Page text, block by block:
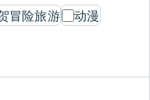
冒险旅游
动漫